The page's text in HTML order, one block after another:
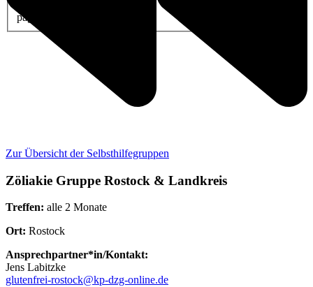
page
Zur Übersicht der Selbsthilfegruppen
Zöliakie Gruppe Rostock & Landkreis
Treffen: alle 2 Monate
Ort: Rostock
Ansprechpartner*in/Kontakt:
Jens Labitzke
glutenfrei-rostock@kp-dzg-online.de